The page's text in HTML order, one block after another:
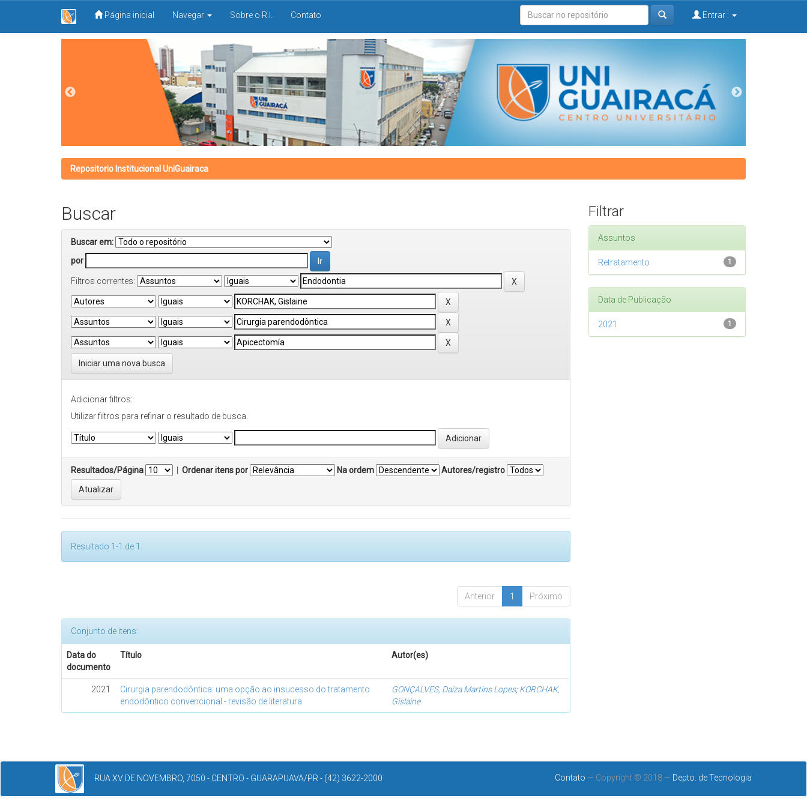
Página inicial Navegar Sobre o R.I. Contato Entrar :
Repositorio Institucional UniGuairaca
Buscar
Buscar em:
por
Filtros correntes:
Iniciar uma nova busca
Adicionar filtros:
Utilizar filtros para refinar o resultado de busca.
Resultados/Página Ordenar itens por Na ordem Autores/registro
Resultado 1-1 de 1.
Anterior 1 Próximo
Conjunto de itens:
Data do
documento
Título Autor(es)
2021
Cirurgia parendodôntica: uma opção ao insucesso do tratamento
endodôntico convencional - revisão de literatura
GONÇALVES, Daíza Martins Lopes;KORCHAK,
Gislaine
Filtrar
Assuntos
1
Retratamento
Data de Publicação
1
2021
RUA XV DE NOVEMBRO, 7050 - CENTRO - GUARAPUAVA/PR - (42) 3622-2000 Contato — Copyright © 2018 — Depto. de Tecnologia